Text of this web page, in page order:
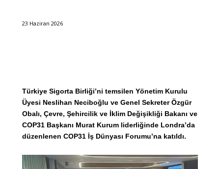
23 Haziran 2026
Türkiye Sigorta Birliği’ni temsilen Yönetim Kurulu
Üyesi Neslihan Neciboğlu ve Genel Sekreter Özgür
Obalı, Çevre, Şehircilik ve İklim Değişikliği Bakanı ve
COP31 Başkanı Murat Kurum liderliğinde Londra’da
düzenlenen COP31 İş Dünyası Forumu’na katıldı.